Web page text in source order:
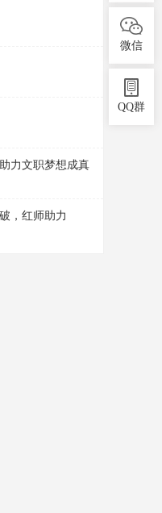
力文职梦想成真
，红师助力
微信
QQ群